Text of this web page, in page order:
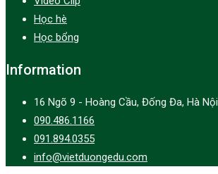
Học hè
Học bổng
Information
16 Ngõ 9 - Hoàng Cầu, Đống Đa, Hà Nội
090.486.1166
091.894.0355
info@vietduongedu.com